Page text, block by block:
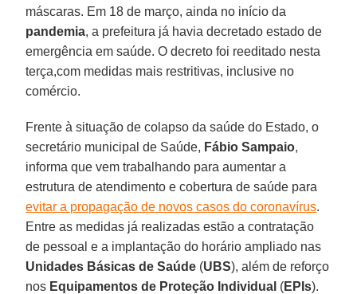
máscaras. Em 18 de março, ainda no início da
pandemia, a prefeitura já havia decretado estado de
emergência em saúde. O decreto foi reeditado nesta
terça,com medidas mais restritivas, inclusive no
comércio.
Frente à situação de colapso da saúde do Estado, o
secretário municipal de Saúde, Fábio Sampaio,
informa que vem trabalhando para aumentar a
estrutura de atendimento e cobertura de saúde para
evitar a propagação de novos casos do coronavírus.
Entre as medidas já realizadas estão a contratação
de pessoal e a implantação do horário ampliado nas
Unidades Básicas de Saúde (UBS), além de reforço
nos Equipamentos de Proteção Individual (EPIs).